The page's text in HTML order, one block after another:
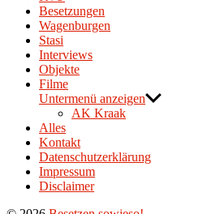
Besetzungen
Wagenburgen
Stasi
Interviews
Objekte
Filme
Untermenü anzeigen
AK Kraak
Alles
Kontakt
Datenschutzerklärung
Impressum
Disclaimer